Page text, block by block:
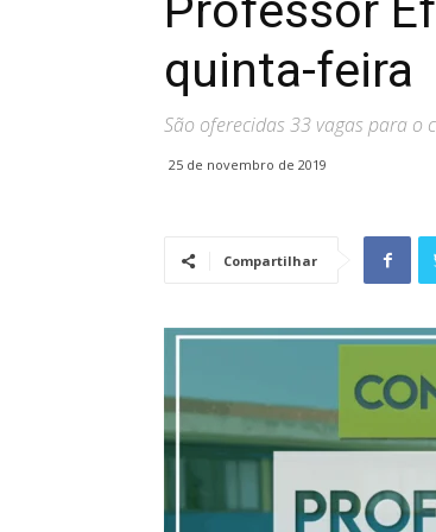
quinta-feira
São oferecidas 33 vagas para o
25 de novembro de 2019
Compartilhar